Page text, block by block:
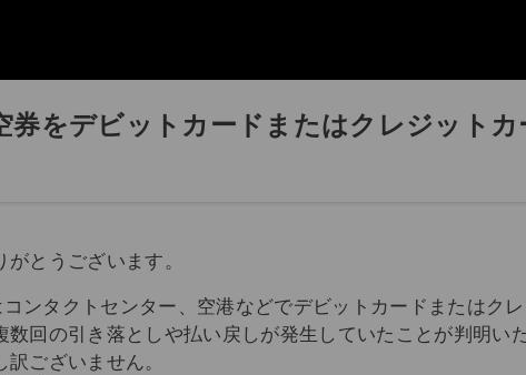
券をデビットカードまたはクレジット
とうございます。
ンタクトセンター、空港などでデビットカードまたはク
回の引き落としや払い戻しが発生していたことが判明い
ございません。